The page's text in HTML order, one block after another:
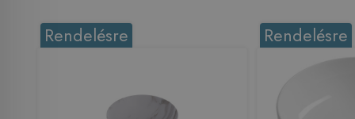
Rendelésre Rendelésre